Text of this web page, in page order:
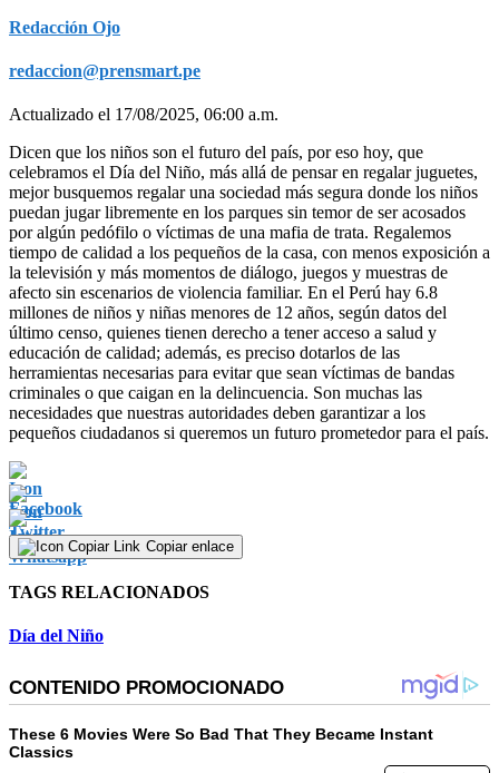
Redacción Ojo
redaccion@prensmart.pe
Actualizado el 17/08/2025, 06:00 a.m.
Dicen que los niños son el futuro del país, por eso hoy, que
celebramos el Día del Niño, más allá de pensar en regalar juguetes,
mejor busquemos regalar una sociedad más segura donde los niños
puedan jugar libremente en los parques sin temor de ser acosados
por algún pedófilo o víctimas de una mafia de trata. Regalemos
tiempo de calidad a los pequeños de la casa, con menos exposición a
la televisión y más momentos de diálogo, juegos y muestras de
afecto sin escenarios de violencia familiar. En el Perú hay 6.8
millones de niños y niñas menores de 12 años, según datos del
último censo, quienes tienen derecho a tener acceso a salud y
educación de calidad; además, es preciso dotarlos de las
herramientas necesarias para evitar que sean víctimas de bandas
criminales o que caigan en la delincuencia. Son muchas las
necesidades que nuestras autoridades deben garantizar a los
pequeños ciudadanos si queremos un futuro prometedor para el país.
Copiar enlace
TAGS RELACIONADOS
Día del Niño